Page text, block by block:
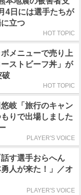
4日には選手たちが
立つ
HOT TOPIC
メニューで売り上
ストビーフ丼」が
破
HOT TOPIC
岐「旅行のキャン
りで出場しました
PLAYER'S VOICE
す選手おらへん
人が来た！」／オ
PLAYER'S VOICE